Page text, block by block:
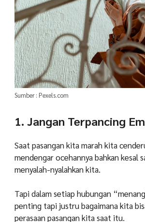
Sumber : Pexels.com
1. Jangan Terpancing
Saat pasangan kita marah kita
mendengar ocehannya bahkan kesal
menyalah-nyalahkan kita.
Tapi dalam setiap hubungan
penting tapi justru bagaimana kita
perasaan pasangan kita saat itu.